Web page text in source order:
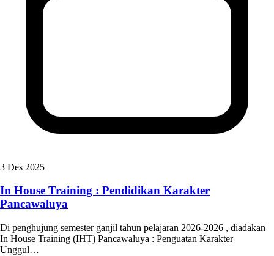
3 Des 2025
In House Training : Pendidikan Karakter
Pancawaluya
Di penghujung semester ganjil tahun pelajaran 2026-2026 , diadakan
In House Training (IHT) Pancawaluya : Penguatan Karakter
Unggul…